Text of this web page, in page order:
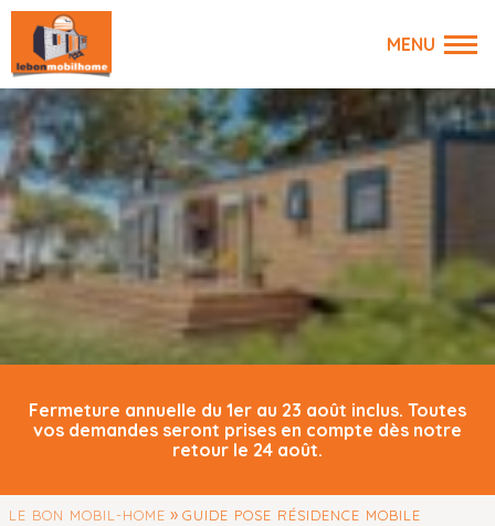
Fermeture annuelle du 1er au 23 août inclus. Toutes
vos demandes seront prises en compte dès notre
retour le 24 août.
LE BON MOBIL-HOME » GUIDE POSE RÉSIDENCE MOBILE